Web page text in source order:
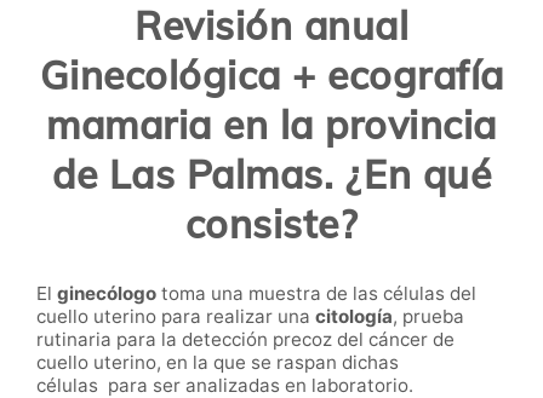
Revisión anual
Ginecológica + ecografía
mamaria en la provincia
de Las Palmas. ¿En qué
consiste?
El ginecólogo toma una muestra de las células del
cuello uterino para realizar una citología, prueba
rutinaria para la detección precoz del cáncer de
cuello uterino, en la que se raspan dichas
células para ser analizadas en laboratorio.